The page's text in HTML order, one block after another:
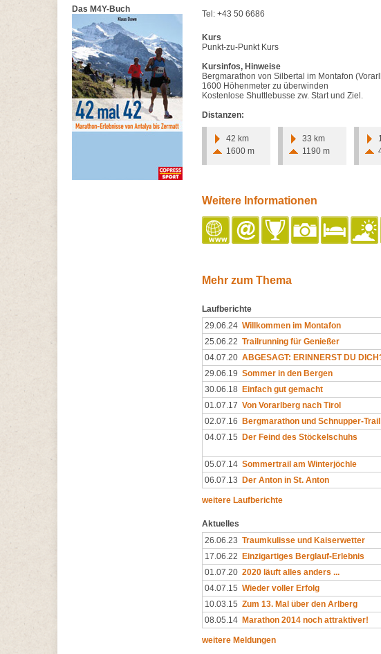
Das M4Y-Buch
Tel: +43 50 6686
Kurs
Punkt-zu-Punkt Kurs
Kursinfos, Hinweise
Bergmarathon von Silbertal im Montafon
1600 Höhenmeter zu überwinden
Kostenlose Shuttlebusse zw. Start und Ziel.
Distanzen:
42 km
1600 m
33 km
1190 m
Weitere Informationen
Mehr zum Thema
Laufberichte
29.06.24 Willkommen im Montafon
25.06.22 Trailrunning für Genießer
04.07.20 ABGESAGT: ERINNERST DU
29.06.19 Sommer in den Bergen
30.06.18 Einfach gut gemacht
01.07.17 Von Vorarlberg nach Tirol
02.07.16 Bergmarathon und Schnupper-Trail
04.07.15 Der Feind des Stöckelschuhs
05.07.14 Sommertrail am Winterjöchle
06.07.13 Der Anton in St. Anton
weitere Laufberichte
Aktuelles
26.06.23 Traumkulisse und Kaiserwetter
17.06.22 Einzigartiges Berglauf-Erlebnis
01.07.20 2020 läuft alles anders ...
04.07.15 Wieder voller Erfolg
10.03.15 Zum 13. Mal über den Arlberg
08.05.14 Marathon 2014 noch attraktiver!
weitere Meldungen